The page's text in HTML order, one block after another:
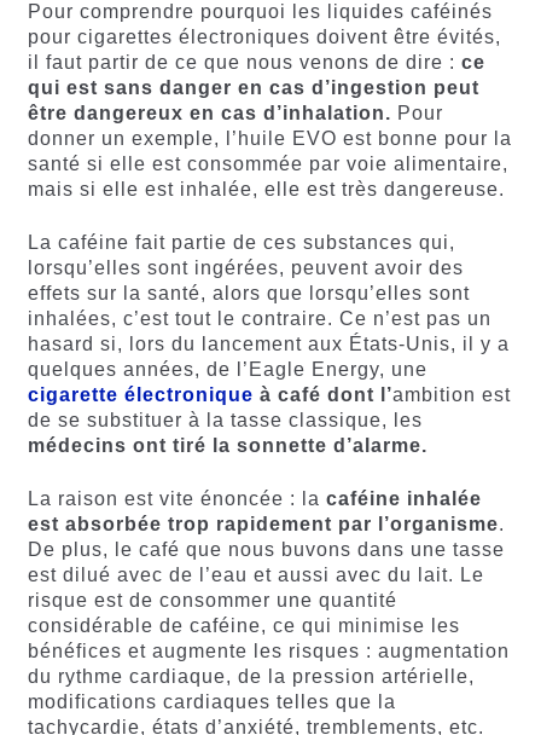
Pour comprendre pourquoi les liquides caféinés
pour cigarettes électroniques doivent être évités,
il faut partir de ce que nous venons de dire : ce
qui est sans danger en cas d’ingestion peut
être dangereux en cas d’inhalation. Pour
donner un exemple, l’huile EVO est bonne pour la
santé si elle est consommée par voie alimentaire,
mais si elle est inhalée, elle est très dangereuse.
La caféine fait partie de ces substances qui,
lorsqu’elles sont ingérées, peuvent avoir des
effets sur la santé, alors que lorsqu’elles sont
inhalées, c’est tout le contraire. Ce n’est pas un
hasard si, lors du lancement aux États-Unis, il y a
quelques années, de l’Eagle Energy, une
cigarette électronique à café dont l’ambition est
de se substituer à la tasse classique, les
médecins ont tiré la sonnette d’alarme.
La raison est vite énoncée : la caféine inhalée
est absorbée trop rapidement par l’organisme.
De plus, le café que nous buvons dans une tasse
est dilué avec de l’eau et aussi avec du lait. Le
risque est de consommer une quantité
considérable de caféine, ce qui minimise les
bénéfices et augmente les risques : augmentation
du rythme cardiaque, de la pression artérielle,
modifications cardiaques telles que la
tachycardie, états d’anxiété, tremblements, etc.